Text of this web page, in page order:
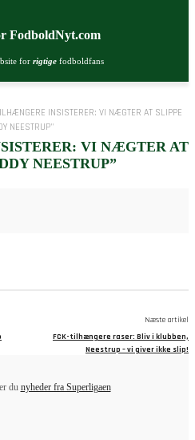
FodboldNyt.com
for rigtige fodboldfans
INSISTERER: VI NÆGTER AT SLIPPE
NEESTRUP"
VI NÆGTER AT
NEESTRUP”
Næste artikel
FCK-tilhængere raser: Bliv i klubben,
Neestrup – vi giver ikke slip!
du nyheder fra Superligaen